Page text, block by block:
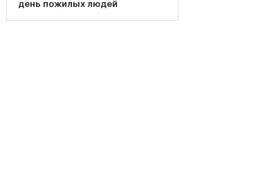
день пожилых людей